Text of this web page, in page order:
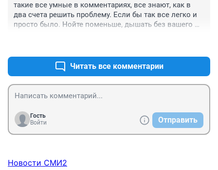
такие все умные в комментариях, все знают, как в
два счета решить проблему. Если бы так все легко и
просто было. Нойте поменьше, дышать без вашего
Читать все комментарии
Гость
Войти
Отправить
Новости СМИ2